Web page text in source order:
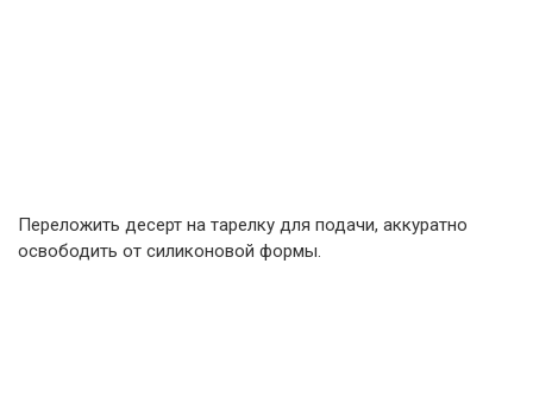
Переложить десерт на тарелку для подачи, аккуратно
освободить от силиконовой формы.